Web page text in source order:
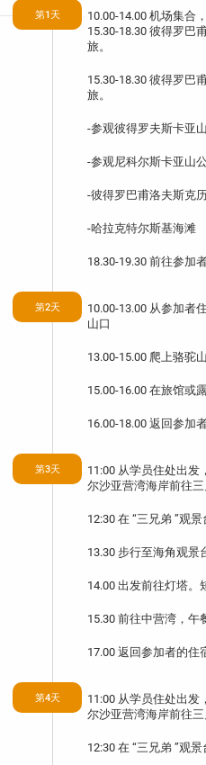
第1天
10.00-14.00 机场集合
15.30-18.30 彼得罗巴
旅。
15.30-18.30 彼得罗巴
旅。
-参观彼得罗夫斯卡亚
-参观尼科尔斯卡亚山
-彼得罗巴甫洛夫斯克
-哈拉克特尔斯基海滩
18.30-19.30 前往参加
第2天
10.00-13.00 从参加者
山口
13.00-15.00 爬上骆驼
15.00-16.00 在旅馆或
16.00-18.00 返回参加
第3天
11:00 从学员住处出发
尔沙亚营湾海岸前往三
12:30 在 “三兄弟 ”观
13.30 步行至海角观景
14.00 出发前往灯塔。
15.30 前往中营湾，午
17.00 返回参加者的住
第4天
11:00 从学员住处出发
尔沙亚营湾海岸前往三
12:30 在 “三兄弟 ”观